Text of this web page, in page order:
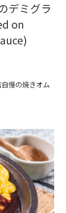
デミグラ
on
慢の焼きオム